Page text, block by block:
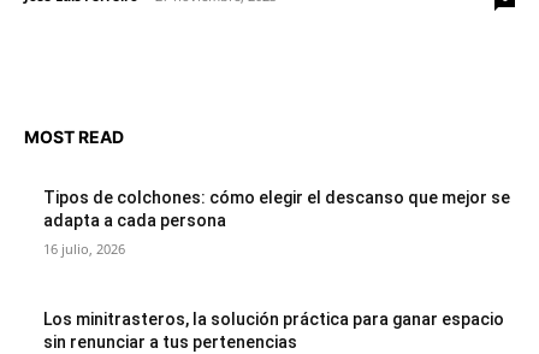
MOST READ
Tipos de colchones: cómo elegir el descanso que mejor se
adapta a cada persona
16 julio, 2026
Los minitrasteros, la solución práctica para ganar espacio
sin renunciar a tus pertenencias